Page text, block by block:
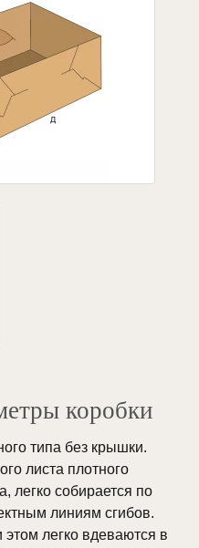
коробки
типа без крышки.
листа плотного
легко собирается по
линиям сгибов.
легко вдеваются в